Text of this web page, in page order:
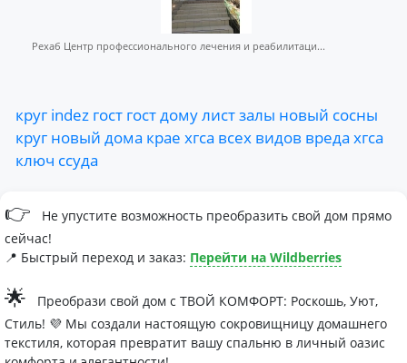
Рехаб Центр профессионального лечения и реабилитаци...
круг indez гост гостдомулистзалы новый сосны
круг новый дома крае хгса всех видов вреда хгса
ключ ссуда
👉
Не упустите возможность преобразить свой дом прямо
сейчас!
📍 Быстрый переход и заказ: Перейти на Wildberries
🌟
Преобрази свой дом с ТВОЙ КОМФОРТ: Роскошь, Уют,
Стиль! 💜 Мы создали настоящую сокровищницу домашнего
текстиля, которая превратит вашу спальню в личный оазис